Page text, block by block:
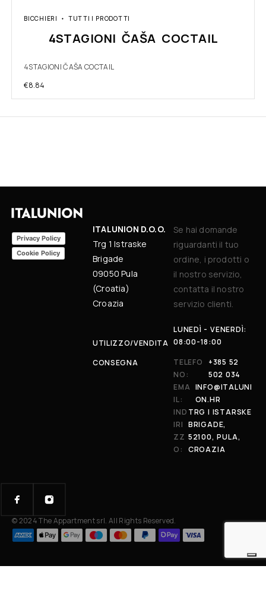
BICCHIERI TUTTI I PRODOTTI
4STAGIONI ČAŠA COCTAIL
4STAGIONI ČAŠA COCTAIL
€8.84
Privacy Policy
Cookie Policy
ITALUNION D.O.O.
Trg 1 Istraske
Brigade
09050 Pula
(Croatia)
Croazia
UTILIZZO/VENDITA
CONSEGNA
Se hai domande
riguardanti il tuo
ordine, i prodotti o
il nostro servizio,
contatta il nostro
servizio clienti.
LUNEDÌ - VENERDÌ:
08:00-18:00
TELEFO
NO:
+385 52
502 034
EMA
IL:
INFO@ITALUNI
ON.HR
IND
IRI
ZZ
O:
TRG I ISTARSKE
BRIGADE,
52100, PULA,
CROAZIA
© 2024 The Appartment srl. All Rights Reserved.